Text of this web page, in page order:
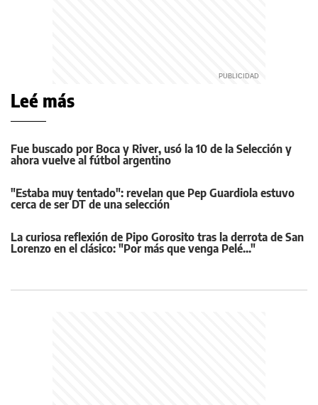
Leé más
Fue buscado por Boca y River, usó la 10 de la Selección y
ahora vuelve al fútbol argentino
"Estaba muy tentado": revelan que Pep Guardiola estuvo
cerca de ser DT de una selección
La curiosa reflexión de Pipo Gorosito tras la derrota de San
Lorenzo en el clásico: "Por más que venga Pelé..."